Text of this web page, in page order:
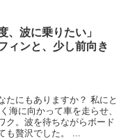
、波に乗りたい」
ンと、少し前向き
たにもありますか？ 私にと
海に向かって車を走らせ、
ク。波を待ちながらボード
も贅沢でした。 ...